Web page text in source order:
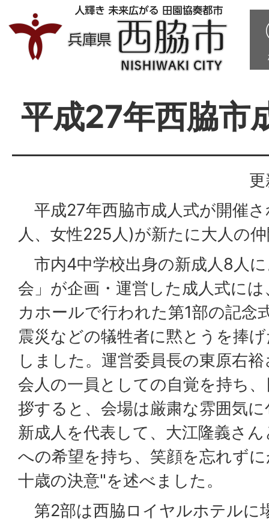
平成27年西脇市
平成27年西脇市成人式が開催
人、女性225人)が新たに大人の
市内4中学校出身の新成人8人
会」が企画・運営した成人式に
カホールで行われた第1部の記念
震災などの犠牲者に黙とうを捧
しました。運営委員長の東原右
会人の一員としての自覚を持ち
拶すると、会場は厳粛な雰囲気
新成人を代表して、大江隆義さ
への希望を持ち、笑顔を忘れず
十歳の決意"を述べました。
第2部は西脇ロイヤルホテルに